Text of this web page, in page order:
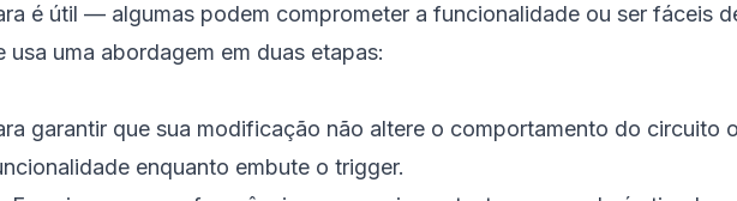
é útil — algumas podem comprometer a funcionalidade ou ser fáceis
usa uma abordagem em duas etapas:
garantir que sua modificação não altere o comportamento do circuito
enquanto embute o trigger.